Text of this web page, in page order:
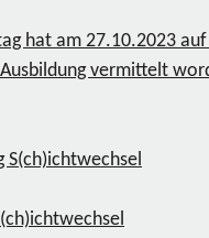
hat am 27.10.2023
vermittelt